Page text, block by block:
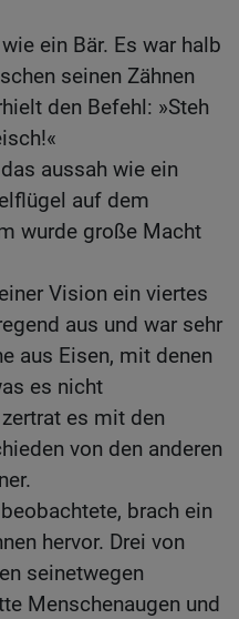
ein Bär. Es war halb
seinen Zähnen
den Befehl: »Steh
aussah wie ein
auf dem
wurde große Macht
Vision ein viertes
aus und war sehr
aus Eisen, mit denen
es nicht
es mit den
von den anderen
brach ein
hervor. Drei von
seinetwegen
Menschenaugen und